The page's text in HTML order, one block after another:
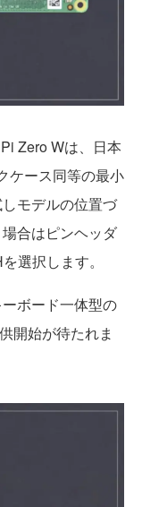
Zero Wは、日本
ケース同等の最小
モデルの位置づ
合はピンヘッダ
選択します。
ボード一体型の
開始が待たれま